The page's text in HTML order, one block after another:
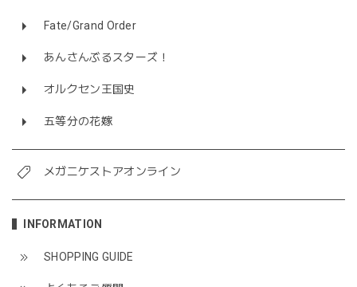
Fate/Grand Order
あんさんぶるスターズ！
オルクセン王国史
五等分の花嫁
メガニケストアオンライン
INFORMATION
SHOPPING GUIDE